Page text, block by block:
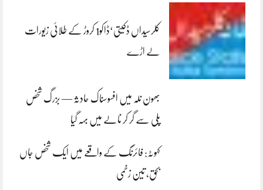
کلرسیداں ڈکیتی‘ڈاکو1 کروڑ کے طلائی زیورات
لے اڑے
بھون نلہ میں افسوسناک حادثہ — بزرگ شخص
پلی سے گر کر نالے میں بہہ گیا
کہوٹہ: فائرنگ کے واقعے میں ایک شخص جاں
بحق، تین زخمی